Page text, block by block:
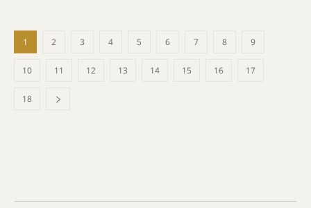
1 2 3 4 5 6 7 8 9
10 11 12 13 14 15 16 17
18